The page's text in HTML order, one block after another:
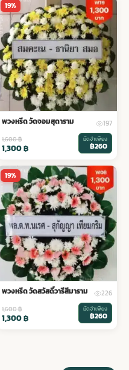
19%
พวงหรีด วัดจอมสุดาราม 197
1,600฿
1,300฿
มัดจำเพียง
฿260
19%
พวงหรีด วัดสวัสดิ์วารีสีมาราม 226
1,600฿
1,300฿
มัดจำเพียง
฿260